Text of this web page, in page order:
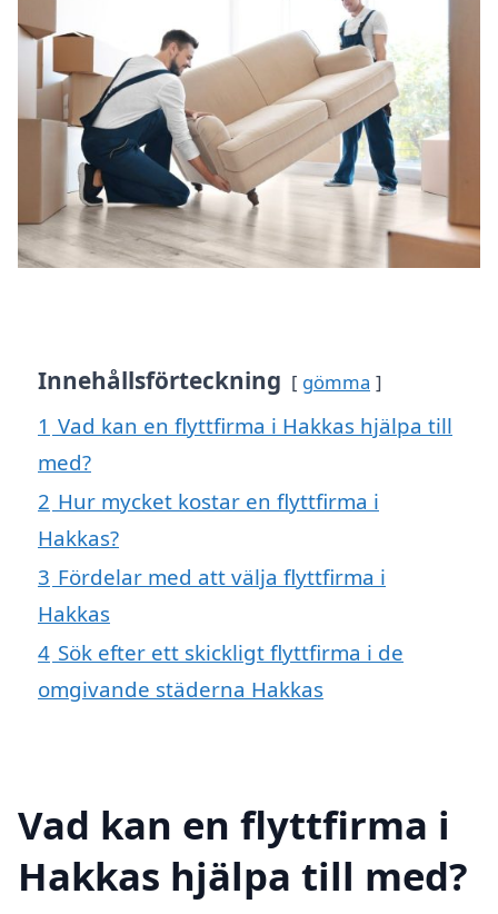
Innehållsförteckning gömma
1 Vad kan en flyttfirma i Hakkas hjälpa till
med?
2 Hur mycket kostar en flyttfirma i
Hakkas?
3 Fördelar med att välja flyttfirma i
Hakkas
4 Sök efter ett skickligt flyttfirma i de
omgivande städerna Hakkas
Vad kan en flyttfirma i
Hakkas hjälpa till med?